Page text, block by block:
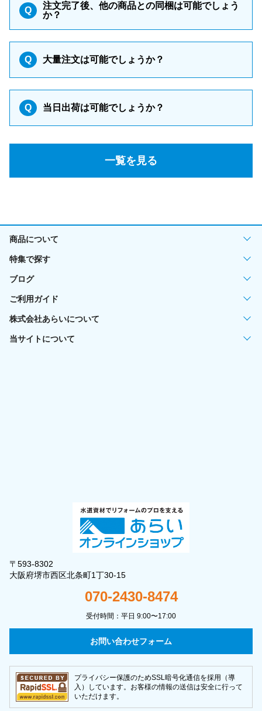
Q
注文完了後、他の商品との同梱は可能でしょう
か？
Q 大量注文は可能でしょうか？
Q 当日出荷は可能でしょうか？
一覧を見る
商品について
特集で探す
ブログ
ご利用ガイド
株式会社あらいについて
当サイトについて
〒593-8302
大阪府堺市西区北条町1丁30-15
070-2430-8474
受付時間：平日 9:00〜17:00
お問い合わせフォーム
プライバシー保護のためSSL暗号化通信を採用（導
入）しています。お客様の情報の送信は安全に行って
いただけます。